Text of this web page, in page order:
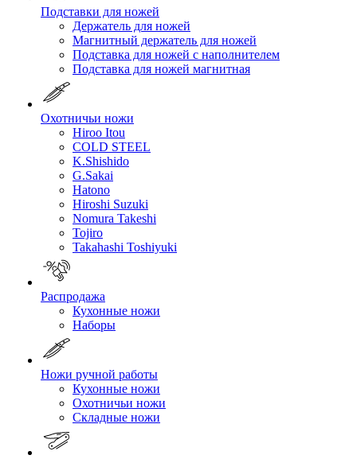
Подставки для ножей
Держатель для ножей
Магнитный держатель для ножей
Подставка для ножей с наполнителем
Подставка для ножей магнитная
Охотничьи ножи
Hiroo Itou
COLD STEEL
K.Shishido
G.Sakai
Hatono
Hiroshi Suzuki
Nomura Takeshi
Tojiro
Takahashi Toshiyuki
Распродажа
Кухонные ножи
Наборы
Ножи ручной работы
Кухонные ножи
Охотничьи ножи
Складные ножи